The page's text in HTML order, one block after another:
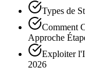
Types de
Comment
Approche
Exploiter
2026